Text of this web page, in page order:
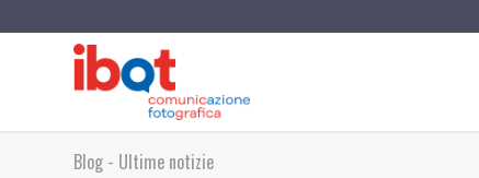
Blog - Ultime notizie